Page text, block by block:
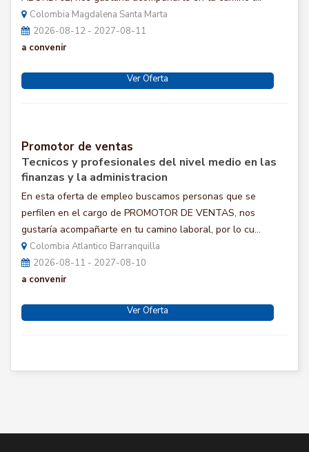
Colombia Magdalena Santa Marta
2026-08-12 - 2027-08-11
a convenir
Ver Oferta
Promotor de ventas
Tecnicos y profesionales del nivel medio en las
finanzas y la administracion
En esta oferta de empleo buscamos personas que se
perfilen en el cargo de PROMOTOR DE VENTAS, nos
gustaría acompañarte en tu camino laboral, por lo cu...
Colombia Atlantico Barranquilla
2026-08-11 - 2027-08-10
a convenir
Ver Oferta